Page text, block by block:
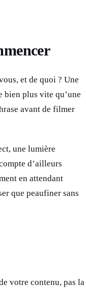
et de quoi ? Une
bien plus vite qu’une
avant de filmer
une lumière
d’ailleurs
en attendant
que peaufiner sans
votre contenu, pas la